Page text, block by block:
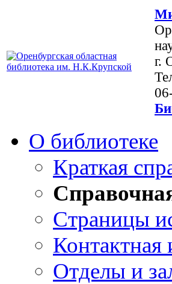
г.
О библиотеке
Краткая
Страницы
Отделы и